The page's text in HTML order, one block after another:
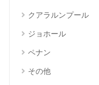
クアラルンプール
ジョホール
ペナン
その他